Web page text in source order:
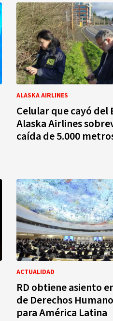
ALASKA AIRLINES
Celular que cayó del
Alaska Airlines
caída de 5.000
ACTUALIDAD
RD obtiene asiento
de Derechos
para América Latina